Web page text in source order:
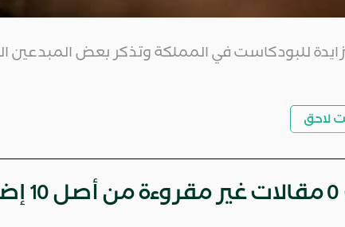
للبودكاست في المملكة وتذكر بعض
لاحق
0مقالات غير مقروءة من أصل 10 إضاءات هذا الشهر